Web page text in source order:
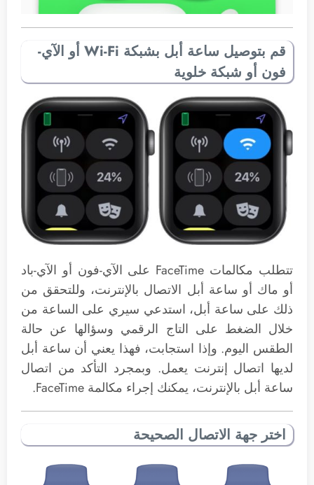
قم بتوصيل ساعة أبل بشبكة Wi-Fi أو الآي-
فون أو شبكة خلوية
تتطلب مكالمات FaceTime على الآي-فون أو الآي-باد
أو ماك أو ساعة أبل الاتصال بالإنترنت، وللتحقق من
ذلك على ساعة أبل، استدعي سيري على الساعة من
خلال الضغط على التاج الرقمي وسؤالها عن حالة
الطقس اليوم. وإذا استجابت، فهذا يعني أن ساعة أبل
لديها اتصال إنترنت يعمل. وبمجرد التأكد من اتصال
ساعة أبل بالإنترنت، يمكنك إجراء مكالمة FaceTime.
اختر جهة الاتصال الصحيحة